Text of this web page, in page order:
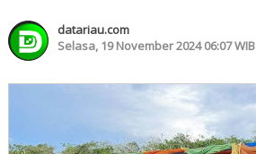
datariau.com
Selasa, 19 November 2024 06:07 WIB